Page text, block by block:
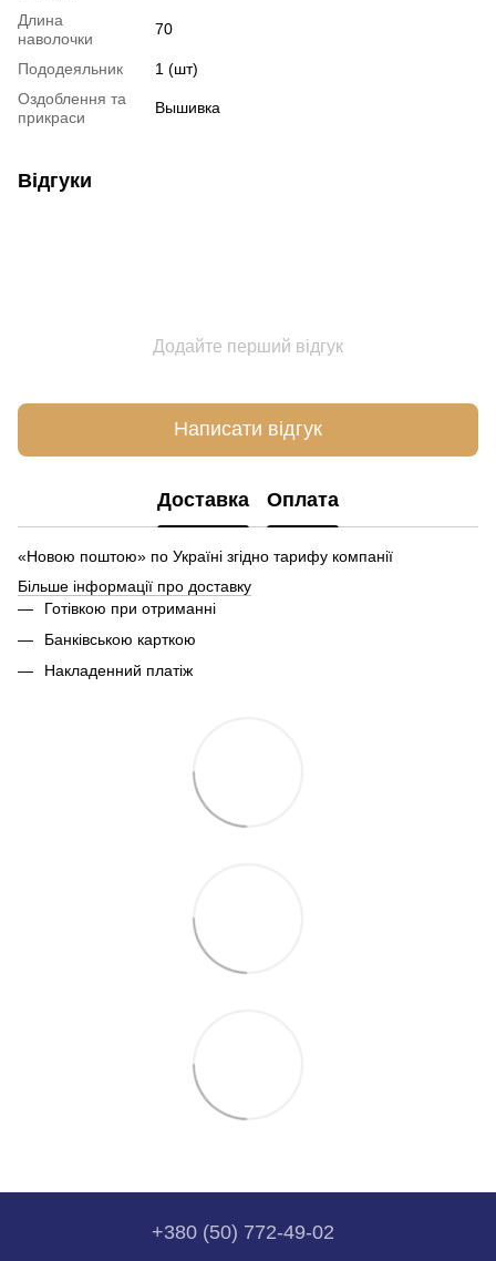
Длина
наволочки
70
Пододеяльник
1 (шт)
Оздоблення та
прикраси
Вышивка
Відгуки
Додайте перший відгук
Написати відгук
Доставка Оплата
«Новою поштою» по Україні згідно тарифу компанії
Більше інформації про доставку
Готівкою при отриманні
Банківською карткою
Накладенний платіж
+380 (50) 772-49-02